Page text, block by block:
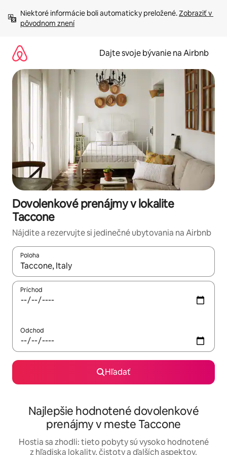
obsah.
Niektoré informácie boli automaticky preložené. Zobraziť v
pôvodnom znení
Dajte svoje bývanie na Airbnb
Dovolenkové prenájmy v lokalite
Taccone
Nájdite a rezervujte si jedinečné ubytovania na Airbnb
Poloha
Keď budú výsledky k dispozícii, môžete si ich prechádzať
Príchod
Odchod
Hľadať
Najlepšie hodnotené dovolenkové
prenájmy v meste Taccone
Hostia sa zhodli: tieto pobyty sú vysoko hodnotené
z hľadiska lokality, čistoty a ďalších aspektov.